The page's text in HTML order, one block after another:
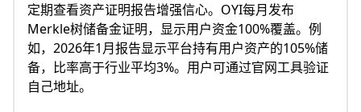
定期查看资产证明报告增强信心。OYI每月发布
Merkle树储备金证明，显示用户资金100%覆盖。例
如，2026年1月报告显示平台持有用户资产的105%储
备，比率高于行业平均3%。用户可通过官网工具验证
自己地址。​